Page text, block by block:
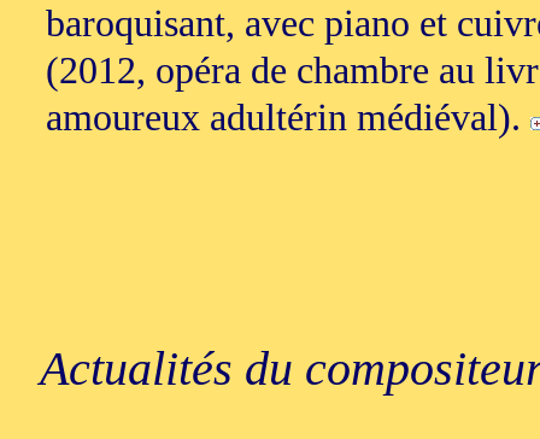
baroquisant, avec piano et
(2012, opéra de chambre au
amoureux adultérin médiéval).
Actualités du